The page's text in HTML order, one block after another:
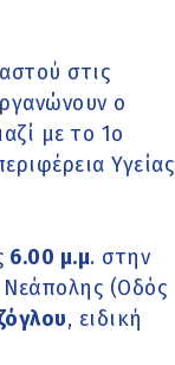
στις
ο
με το 1ο
Υγείας
6.00 μ.μ. στην
(Οδός
, ειδική